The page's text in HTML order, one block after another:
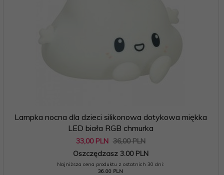
Lampka nocna dla dzieci silikonowa dotykowa miękka
LED biała RGB chmurka
33,00 PLN 36,00 PLN
Oszczędzasz 3.00 PLN
Najniższa cena produktu z ostatnich 30 dni:
36.00 PLN